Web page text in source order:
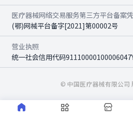
医疗器械网络交易服务第三方平台备案
(鄂)网械平台备字[2021]第00002号
营业执照
统一社会信用代码
© 中国医疗器械有限公司